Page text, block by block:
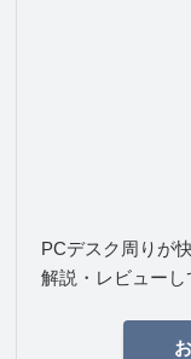
PCデスク周りが
解説・レビューし